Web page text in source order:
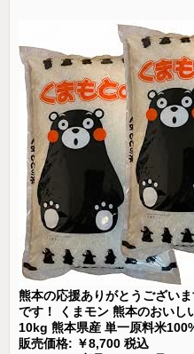
熊本の応援ありがとうござい
です！ くまモン 熊本のおい
10kg 熊本県産 単一原料米
販売価格: ￥8,700 税込